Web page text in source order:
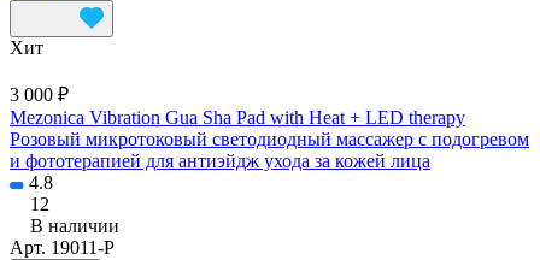
Хит
3 000 ₽
Mezonica Vibration Gua Sha Pad with Heat + LED therapy
Розовый микротоковый светодиодный массажер с подогревом
и фототерапией для антиэйдж ухода за кожей лица
4.8
12
В наличии
Арт. 19011-P